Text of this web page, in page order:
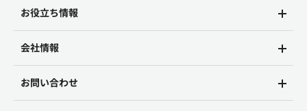
お役立ち情報
会社情報
お問い合わせ